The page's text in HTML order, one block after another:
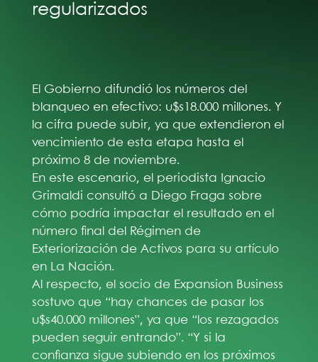
regularizados
El Gobierno difundió los números del
blanqueo en efectivo: u$s18.000 millones. Y
la cifra puede subir, ya que extendieron el
vencimiento de esta etapa hasta el
próximo 8 de noviembre.
En este escenario, el periodista Ignacio
Grimaldi consultó a Diego Fraga sobre
cómo podría impactar el resultado en el
número final del Régimen de
Exteriorización de Activos para su artículo
en La Nación.
Al respecto, el socio de Expansion Business
sostuvo que “hay chances de pasar los
u$s40.000 millones”, ya que “los rezagados
pueden seguir entrando”. “Y si la
confianza sigue subiendo en los próximos